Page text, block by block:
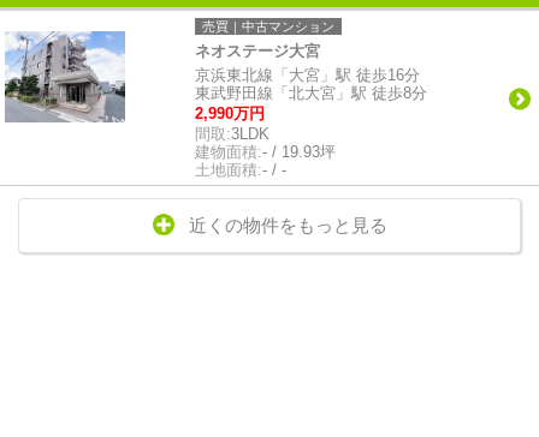
売買｜中古マンション
ネオステージ大宮
京浜東北線「大宮」駅 徒歩16分
東武野田線「北大宮」駅 徒歩8分
2,990万円
間取:3LDK
建物面積:- / 19.93坪
土地面積:- / -
近くの物件をもっと見る